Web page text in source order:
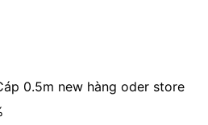
Đồng
việc
sạc
0.5m new hàng oder store